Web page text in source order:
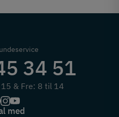
34 51
& Fre: 8 til 14
med